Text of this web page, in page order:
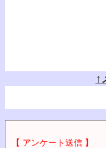
↑
【 アンケート送信 】